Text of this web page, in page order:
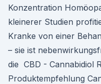
Konzentration
kleinerer Studien
Kranke von einer
– sie ist
die ️ CBD - Cannabidiol
Produktempfehlung